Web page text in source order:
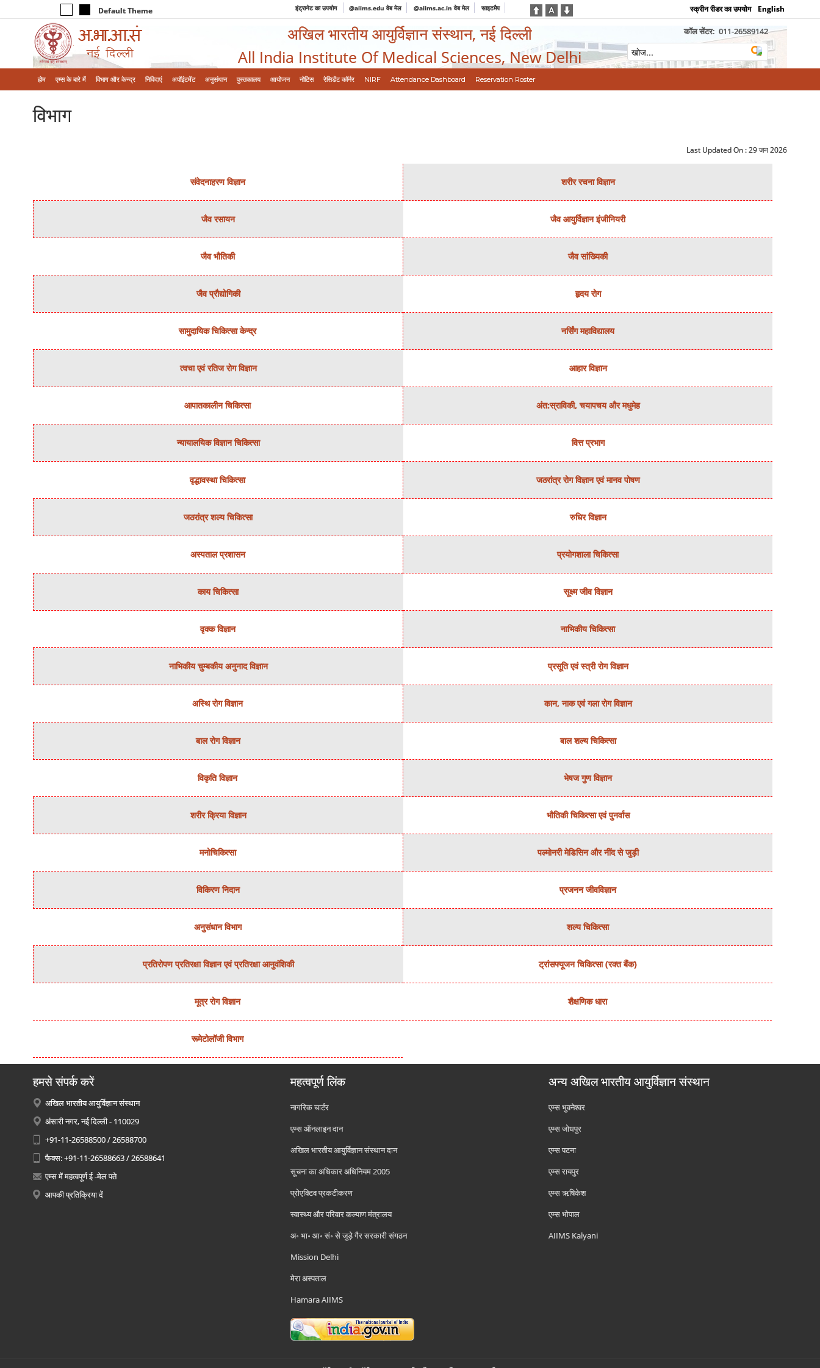
Default Theme इंट्रानेट का उपयोग @aiims.edu वेब मेल @aiims.ac.in वेब मेल साइटमैप स्क्रीन रीडर का उपयोग English
अखिल भारतीय आयुर्विज्ञान संस्थान, नई दिल्ली
All India Institute Of Medical Sciences, New Delhi
कॉल सेंटर: 011-26589142
होम एम्‍स के बारे में विभाग और केन्‍द्र निविदाएं अपॉइंटमेंट अनुसंधान पुस्तकालय आयोजन नोटिस रेसिडेंट कॉर्नर NIRF Attendance Dashboard Reservation Roster
विभाग
Last Updated On :29 जन 2026
संवेदनाहरण विज्ञान शरीर रचना विज्ञान
जैव रसायन जैव आयुर्विज्ञान इंजीनियरी
जैव भौतिकी जैव सांख्यिकी
जैव प्रौद्योगिकी हृदय रोग
सामुदायिक चिकित्‍सा केन्‍द्र नर्सिंग महाविद्यालय
त्‍वचा एवं रतिज रोग विज्ञान आहार विज्ञान
आपातकालीन चिकित्सा अंत:स्राविकी, चयापचय और मधुमेह
न्‍यायालयिक विज्ञान चिकित्‍सा वित्त प्रभाग
वृद्धावस्था चिकित्सा जठरांत्र रोग विज्ञान एवं मानव पोषण
जठरांत्र शल्‍य चिकित्‍सा रुधिर विज्ञान
अस्‍पताल प्रशासन प्रयोगशाला चिकित्‍सा
काय चिकित्‍सा सूक्ष्‍म जीव विज्ञान
वृक्‍क विज्ञान नाभिकीय चिकित्‍सा
नाभिकीय चुम्‍बकीय अनुनाद विज्ञान प्रसूति एवं स्‍त्री रोग विज्ञान
अस्थि रोग विज्ञान कान, नाक एवं गला रोग विज्ञान
बाल रोग विज्ञान बाल शल्‍य चिकित्‍सा
विकृति विज्ञान भेषज गुण विज्ञान
शरीर क्रिया विज्ञान भौतिकी चिकित्‍सा एवं पुनर्वास
मनोचिकित्‍सा पल्मोनरी मेडिसिन और नींद से जुड़ी
विकिरण निदान प्रजनन जीवविज्ञान
अनुसंधान विभाग शल्‍य चिकित्‍सा
प्रतिरोपण प्रतिरक्षा विज्ञान एवं प्रतिरक्षा आनुवंशिकी ट्रांसफ्यूजन चिकित्‍सा (रक्‍त बैंक)
मूत्र रोग विज्ञान शैक्षणिक धारा
रूमेटोलॉजी विभाग
हमसे संपर्क करें
अखिल भारतीय आयुर्विज्ञान संस्थान
अंसारी नगर, नई दिल्ली - 110029
+91-11-26588500 / 26588700
फैक्स: +91-11-26588663 / 26588641
एम्स में महत्वपूर्ण ई -मेल पते
आपकी प्रतिक्रिया दें
महत्वपूर्ण लिंक
नागरिक चार्टर
एम्स ऑनलाइन दान
अखिल भारतीय आयुर्विज्ञान संस्थान दान
सूचना का अधिकार अधिनियम 2005
प्रोएक्टिव प्रकटीकरण
स्वास्थ्य और परिवार कल्याण मंत्रालय
अ॰ भा॰ आ॰ सं॰ से जुड़े गैर सरकारी संगठन
Mission Delhi
मेरा अस्पताल
Hamara AIIMS
अन्य अखिल भारतीय आयुर्विज्ञान संस्थान
एम्‍स भुवनेश्वर
एम्‍स जोधपुर
एम्‍स पटना
एम्‍स रायपुर
एम्‍स ऋषिकेश
एम्‍स भोपाल
AIIMS Kalyani